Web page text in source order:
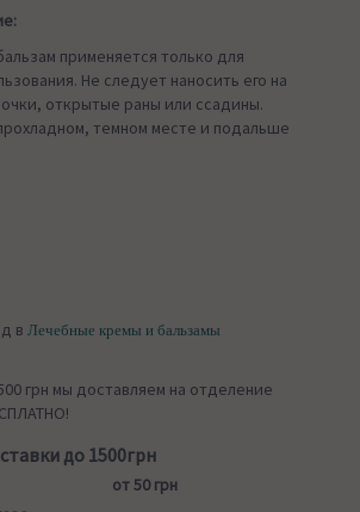
применяется только для
Не следует наносить его на
открытые раны или ссадины.
темном месте и подальше
в Лечебные кремы и бальзамы
грн мы доставляем на отделение
до 1500грн
от 50 грн